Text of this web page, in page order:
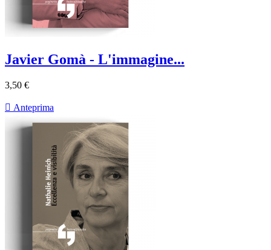
Javier Gomà - L'immagine...
3,50 €
 Anteprima